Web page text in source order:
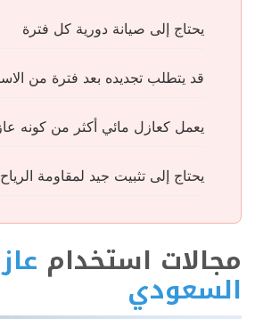
يحتاج إلى صيانة دورية كل فترة
قد يتطلب تجديده بعد فترة من
يعمل كعازل مائي أكثر من كونه
يحتاج إلى تثبيت جيد لمقاومة الرياح
مجالات استخدام
السعودي